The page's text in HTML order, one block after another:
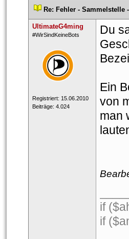
Re: Fehler - Sammelstelle
UltimateG4ming
​#WirSindKeineBots
Registriert: 15.06.2010
Beiträge: 4.024
Du
Ein
von
man
if
if